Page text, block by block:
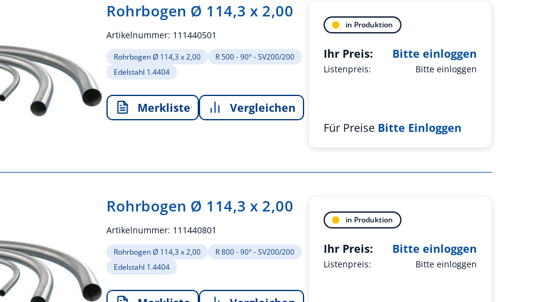
Rohrbogen Ø 114,3 x 2,00
Artikelnummer: 111440501
Rohrbogen Ø 114,3 x 2,00
R 500 - 90° - SV200/200
Edelstahl 1.4404
Merkliste Vergleichen
in Produktion
Listenpreis: Bitte einloggen
Ihr Preis: Bitte einloggen
Für Preise Bitte Einloggen
Rohrbogen Ø 114,3 x 2,00
Artikelnummer: 111440801
Rohrbogen Ø 114,3 x 2,00
R 800 - 90° - SV200/200
Edelstahl 1.4404
in Produktion
Listenpreis: Bitte einloggen
Ihr Preis: Bitte einloggen